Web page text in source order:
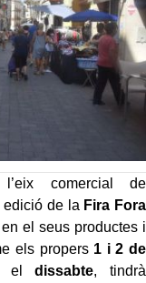
comercial de
edició de la Fira Fora
en el seus productes i
els propers 1 i 2 de
eldissabte, tindrà